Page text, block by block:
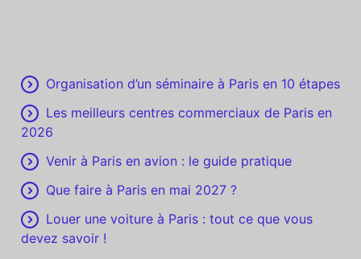
Organisation d’un séminaire à Paris en 10 étapes
Les meilleurs centres commerciaux de Paris en
2026
Venir à Paris en avion : le guide pratique
Que faire à Paris en mai 2027 ?
Louer une voiture à Paris : tout ce que vous
devez savoir !